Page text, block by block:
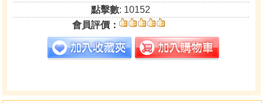
點擊數: 10152
會員評價：